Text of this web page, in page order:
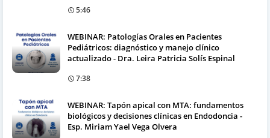
5:46
WEBINAR: Patologías Orales en Pacientes
Pediátricos: diagnóstico y manejo clínico
actualizado - Dra. Leira Patricia Solís Espinal
7:38
WEBINAR: Tapón apical con MTA: fundamentos
biológicos y decisiones clínicas en Endodoncia -
Esp. Miriam Yael Vega Olvera